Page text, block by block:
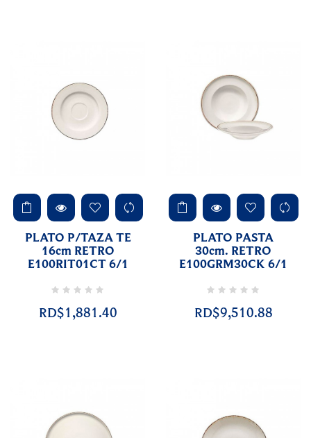
PLATO P/TAZA TE
16cm RETRO
E100RIT01CT 6/1
RD$1,881.40
PLATO PASTA
30cm. RETRO
E100GRM30CK 6/1
RD$9,510.88